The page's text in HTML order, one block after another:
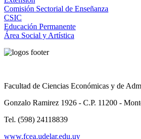
Comisión Sectorial de Enseñanza
CSIC
Educación Permanente
Área Social y Artística
Facultad de Ciencias Económicas y de
Gonzalo Ramirez 1926 - C.P. 11200 -
Tel. (598) 24118839
www.fcea.udelar.edu.uy